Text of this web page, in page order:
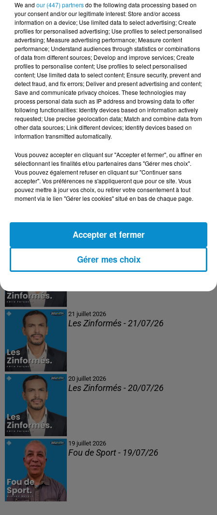
DERNIERS PODCASTS
24 juillet 2026
Les Zinformés - 24/07/26
23 juillet 2026
Les Zinformés - 23/07/26
22 juillet 2026
Les Zinformés - 22/07/26
21 juillet 2026
Les Zinformés - 21/07/26
20 juillet 2026
Les Zinformés - 20/07/26
19 juillet 2026
Fou de Sport - 19/07/26
We and our (447) partnersdo the following data processing based on
your consent and/or our legitimate interest: Store and/or access
information on a device; Use limited data to select advertising; Create
profiles for personalised advertising; Use profiles to select personalised
advertising; Measure advertising performance; Measure content
performance; Understand audiences through statistics or combinations
of data from different sources; Develop and improve services; Create
profiles to personalise content; Use profiles to select personalised
content; Use limited data to select content; Ensure security, prevent and
detect fraud, and fix errors; Deliver and present advertising and content;
Save and communicate privacy choices. These technologies may
process personal data such as IP address and browsing data to offer
following functionalities: Identify devices based on information actively
requested; Use precise geolocation data; Match and combine data from
other data sources; Link different devices; Identify devices based on
information transmitted automatically.
Vous pouvez accepter en cliquant sur "Accepter et fermer", ou affiner en
sélectionnant les finalités et/ou partenaires dans "Gérer mes choix".
Vous pouvez également refuser en cliquant sur "Continuer sans
accepter". Vos préférences ne s'appliqueront que pour ce site. Vous
pouvez mettre à jour vos choix, ou retirer votre consentement à tout
moment via le lien "Gérer les cookies" situé en bas de chaque page.
Gérer mes choix
Accepter et fermer